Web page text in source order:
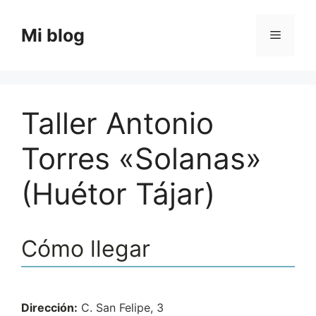
contenido
Mi blog Menú
Taller Antonio
Torres «Solanas»
(Huétor Tájar)
Cómo llegar
Dirección: C. San Felipe, 3